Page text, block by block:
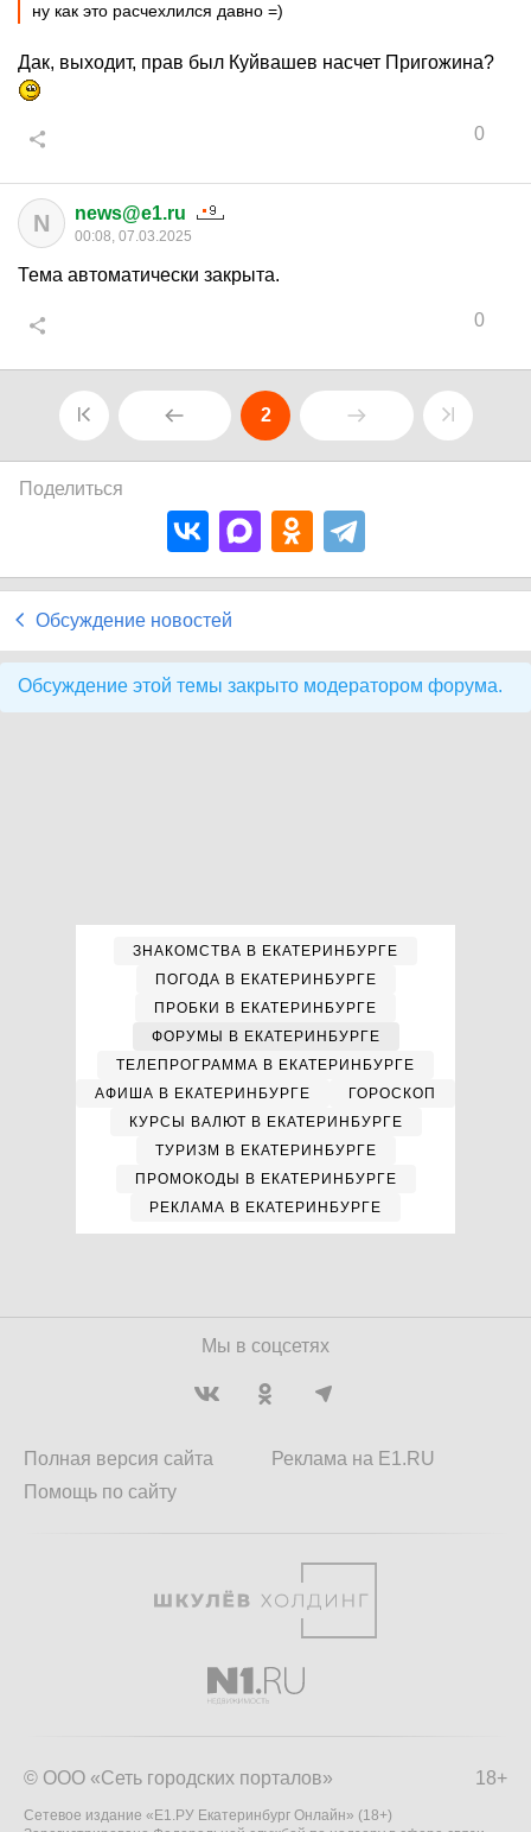
ну как это расчехлился давно =)
Дак, выходит, прав был Куйвашев насчет Пригожина?
0
N news@e1.ru
00:08, 07.03.2025
Тема автоматически закрыта.
0
2
Поделиться
Обсуждение новостей
Обсуждение этой темы закрыто модератором форума.
ЗНАКОМСТВА В ЕКАТЕРИНБУРГЕ
ПОГОДА В ЕКАТЕРИНБУРГЕ
ПРОБКИ В ЕКАТЕРИНБУРГЕ
ФОРУМЫ В ЕКАТЕРИНБУРГЕ
ТЕЛЕПРОГРАММА В ЕКАТЕРИНБУРГЕ
АФИША В ЕКАТЕРИНБУРГЕ
ГОРОСКОП
КУРСЫ ВАЛЮТ В ЕКАТЕРИНБУРГЕ
ТУРИЗМ В ЕКАТЕРИНБУРГЕ
ПРОМОКОДЫ В ЕКАТЕРИНБУРГЕ
РЕКЛАМА В ЕКАТЕРИНБУРГЕ
Мы в соцсетях
Полная версия сайта
Помощь по сайту
Реклама на E1.RU
18+
© ООО «Сеть городских порталов»
Сетевое издание «Е1.РУ Екатеринбург Онлайн» (18+)